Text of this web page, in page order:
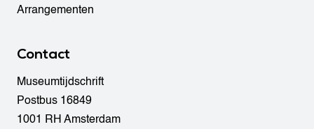
Arrangementen
Contact
Museumtijdschrift
Postbus 16849
1001 RH Amsterdam